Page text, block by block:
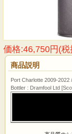
価格:46,750円(
商品説明
Port Charlotte 2009-
Bottler : Dramfool Ltd